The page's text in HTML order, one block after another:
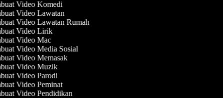
Video Komedi
Video Lawatan
Video Lawatan Rumah
Video Lirik
Video Mac
Video Media Sosial
Video Memasak
Video Muzik
Video Parodi
Video Peminat
Video Pendidikan